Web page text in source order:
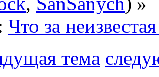
Что за
тема